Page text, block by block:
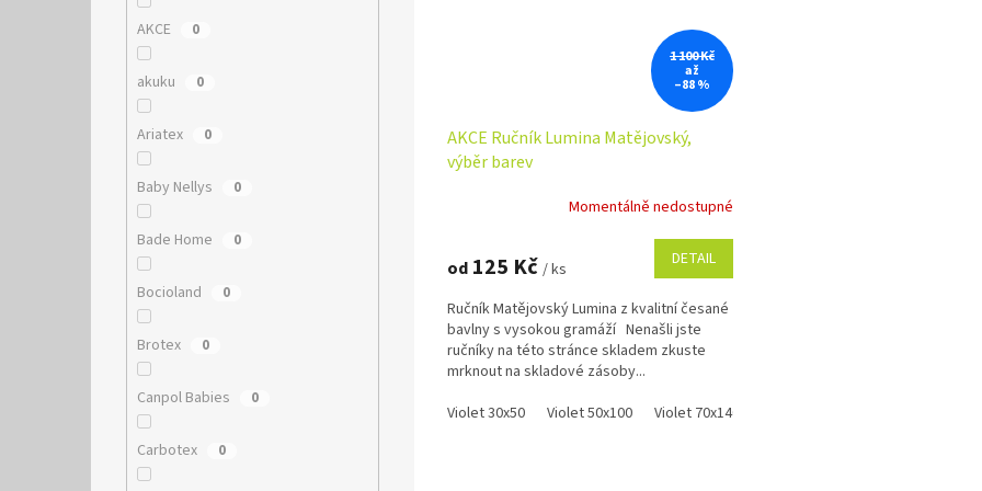
AKCE 0
akuku 0
Ariatex 0
Baby Nellys 0
Bade Home 0
Bocioland 0
Brotex 0
Canpol Babies 0
Carbotex 0
1 100 Kč
až
–88 %
AKCE Ručník Lumina Matějovský,
výběr barev
Momentálně nedostupné
od 125 Kč / ks DETAIL
Ručník Matějovský Lumina z kvalitní česané
bavlny s vysokou gramáží Nenašli jste
ručníky na této stránce skladem zkuste
mrknout na skladové zásoby...
Violet 30x50
Violet 50x100 Violet 70x140